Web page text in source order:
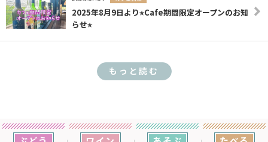
2025年8月9日より⭐︎Cafe期間限定オープンのお知
らせ⭐︎
もっと読む